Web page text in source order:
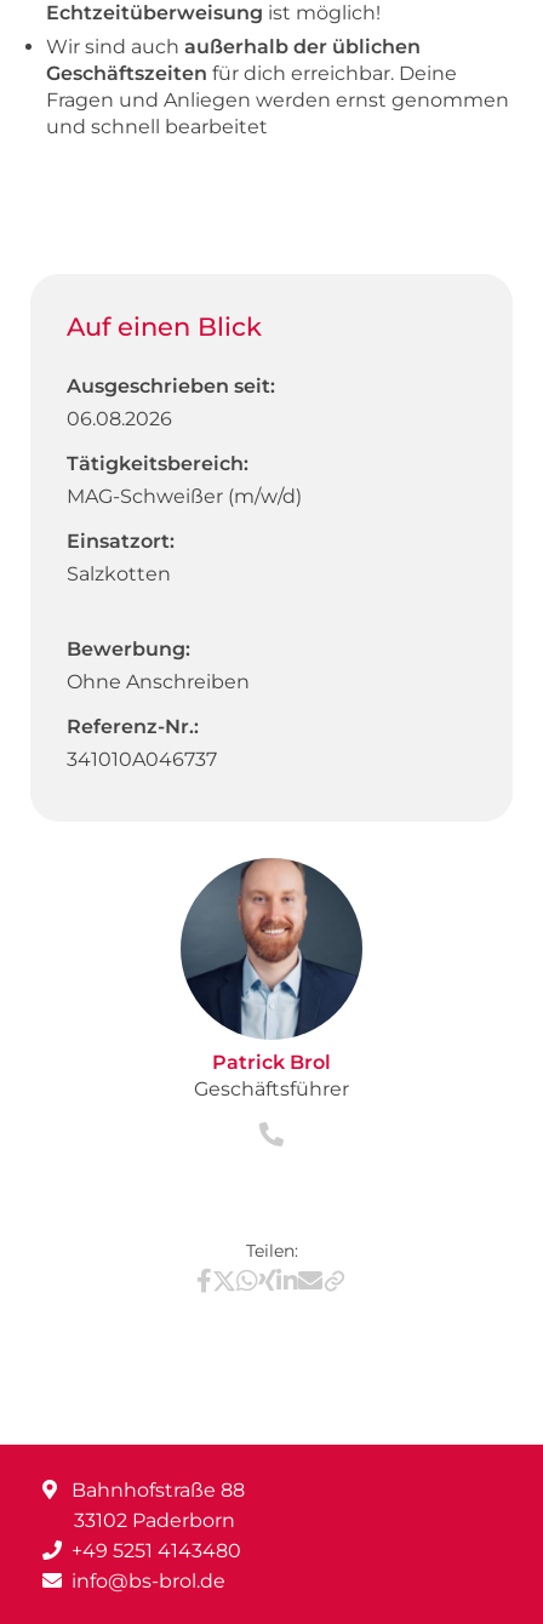
Echtzeitüberweisung ist möglich!
Wir sind auch außerhalb der üblichen
Geschäftszeiten für dich erreichbar. Deine
Fragen und Anliegen werden ernst genommen
und schnell bearbeitet
Auf einen Blick
Ausgeschrieben seit:
06.08.2026
Tätigkeitsbereich:
MAG-Schweißer (m/w/d)
Einsatzort:
Salzkotten
Bewerbung:
Ohne Anschreiben
Referenz-Nr.:
341010A046737
Patrick Brol
Geschäftsführer
Teilen:
Teilen via Facebook
Teilen via X / Twitter
Teilen via WhatsApp
Teilen via Xing
Teilen via LinkedIn
Teilen via E-Mail
Bahnhofstraße 88
33102 Paderborn
+49 5251 4143480
info@bs-brol.de